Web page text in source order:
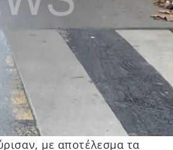
με αποτέλεσμα τα